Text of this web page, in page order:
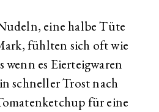
eine halbe Tüte
fühlten sich oft wie
wenn es Eierteigwaren
schneller Trost nach
für eine